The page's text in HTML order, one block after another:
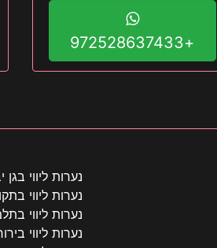
+972528637433
נערות ליווי בגן
נערות ליווי
נערות ליווי
נערות ליווי